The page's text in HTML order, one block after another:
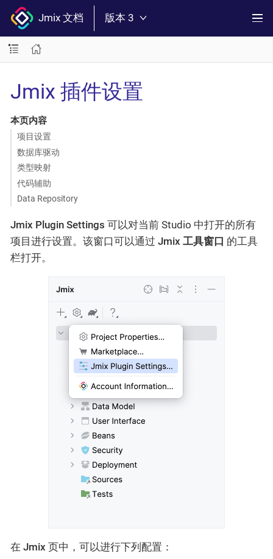
Jmix 文档 版本 3
Jmix 插件设置
本页内容
项目设置
数据库驱动
类型映射
代码辅助
Data Repository
Jmix Plugin Settings 可以对当前 Studio 中打开的所有
项目进行设置。该窗口可以通过 Jmix 工具窗口 的工具
栏打开。
在 Jmix 页中，可以进行下列配置：